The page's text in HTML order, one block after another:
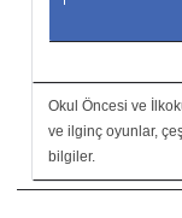
Okul Öncesi ve
ve ilginç oyunlar,
bilgiler.